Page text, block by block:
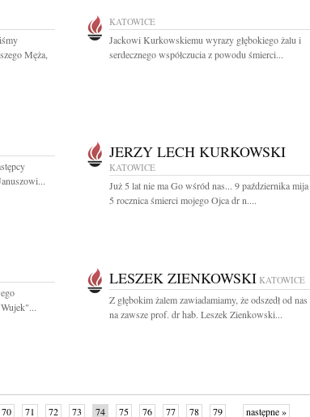
Męża,
KATOWICE
Jackowi Kurkowskiemu wyrazy głębokiego żalu i
serdecznego współczucia z powodu śmierci...
JERZY LECH KURKOWSKI
KATOWICE
Już 5 lat nie ma Go wśród nas... 9 października mija
5 rocznica śmierci mojego Ojca dr n....
LESZEK ZIENKOWSKI KATOWICE
Z głębokim żalem zawiadamiamy, że odszedł od nas
na zawsze prof. dr hab. Leszek Zienkowski...
70 71 72 73 74 75 76 77 78 79 następne »